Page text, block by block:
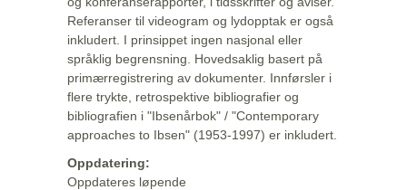
Referanser til videogram og lydopptak er også
inkludert. I prinsippet ingen nasjonal eller
språklig begrensning. Hovedsaklig basert på
primærregistrering av dokumenter. Innførsler i
flere trykte, retrospektive bibliografier og
bibliografien i "Ibsenårbok" / "Contemporary
approaches to Ibsen" (1953-1997) er inkludert.
Oppdatering:
Oppdateres løpende